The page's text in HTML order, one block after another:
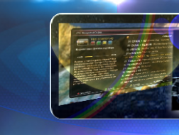
PKTeam - Polish
Hyperion, Enigma, E2, PKT, listy